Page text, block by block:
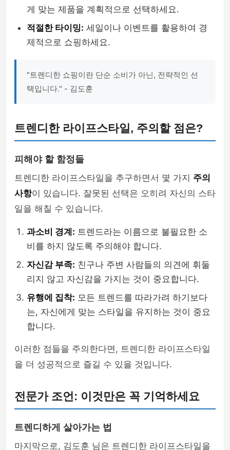
게 맞는 제품을 계획적으로 선택하세요.
적절한 타이밍: 세일이나 이벤트를 활용하여 경
제적으로 쇼핑하세요.
"트렌디한 쇼핑이란 단순 소비가 아닌, 전략적인 선
택입니다." - 김도훈
트렌디한 라이프스타일, 주의할 점은?
피해야 할 함정들
트렌디한 라이프스타일을 추구하면서 몇 가지 주의
사항이 있습니다. 잘못된 선택은 오히려 자신의 스타
일을 해칠 수 있습니다.
과소비 경계: 트렌드라는 이름으로 불필요한 소
비를 하지 않도록 주의해야 합니다.
자신감 부족: 친구나 주변 사람들의 의견에 휘둘
리지 않고 자신감을 가지는 것이 중요합니다.
유행에 집착: 모든 트렌드를 따라가려 하기보다
는, 자신에게 맞는 스타일을 유지하는 것이 중요
합니다.
이러한 점들을 주의한다면, 트렌디한 라이프스타일
을 더 성공적으로 즐길 수 있을 것입니다.
전문가 조언: 이것만은 꼭 기억하세요
트렌디하게 살아가는 법
마지막으로, 김도훈 님은 트렌디한 라이프스타일을